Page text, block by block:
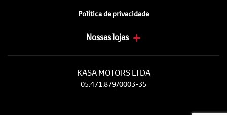
Política de privacidade
Nossas lojas
KASA MOTORS LTDA
05.471.879/0003-35